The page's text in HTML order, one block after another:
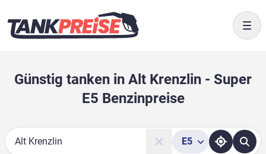
Günstig tanken in Alt Krenzlin - Super
E5 Benzinpreise
Suche
E5